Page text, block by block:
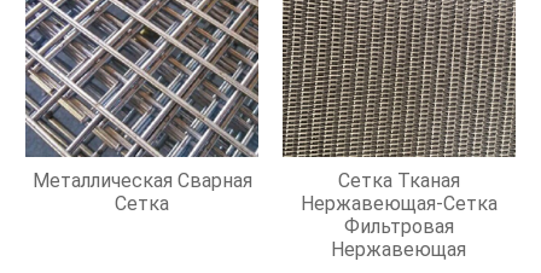
Металлическая Сварная
Сетка
Сетка Тканая
Нержавеющая-Сетка
Фильтровая
Нержавеющая